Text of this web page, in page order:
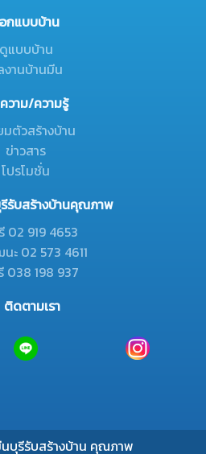
กแบบบ้าน
ดูแบบบ้าน
งานบ้านมีน
วาม/ความรู้
มตัวสร้างบ้าน
ข่าวสาร
โปรโมชั่น
รับสร้างบ้านคุณภาพ
02 919 4653
ะ 02 573 4611
038 198 937
ติดตามเรา
บุรีรับสร้างบ้าน คุณภาพ